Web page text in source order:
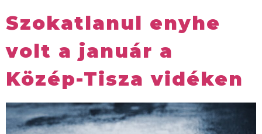
Szokatlanul enyhe
volt a január a
Közép-Tisza vidéken